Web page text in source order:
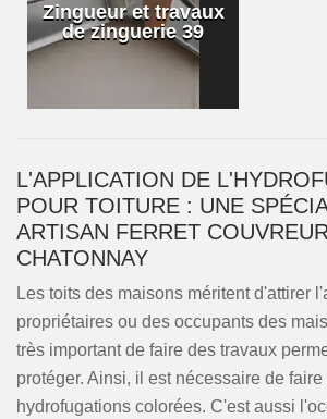
Zingueur et travaux
de zinguerie 39
L'APPLICATION DE
POUR TOITURE : UNE
ARTISAN FERRET
CHATONNAY
Les toits des maisons méritent d'attirer
propriétaires ou des occupants des
très important de faire des travaux
protéger. Ainsi, il est nécessaire de faire
hydrofugations colorées. C'est aussi